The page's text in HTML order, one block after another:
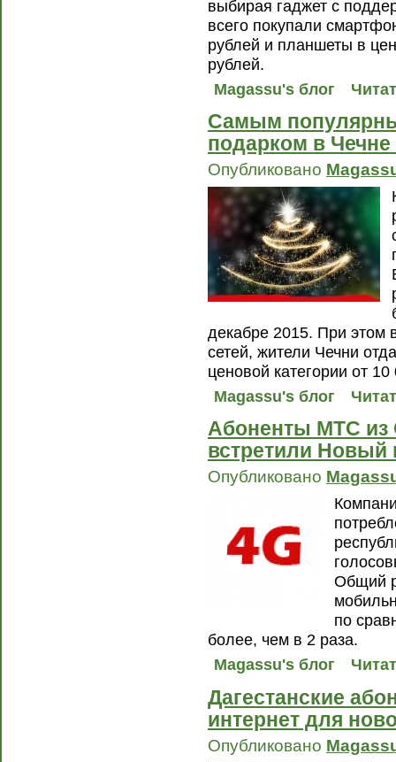
выбирая гаджет с
всего покупали
рублей и планшеты в
рублей.
Magassu's блог
Самым
подарком в
Опубликовано
декабре 2015. При этом
сетей, жители Чечни
ценовой категории от
Magassu's блог
Абоненты МТС из
встретили Новый
Опубликовано
Общий
по
более, чем в 2 раза.
Magassu's блог
Дагестанские
интернет для
Опубликовано